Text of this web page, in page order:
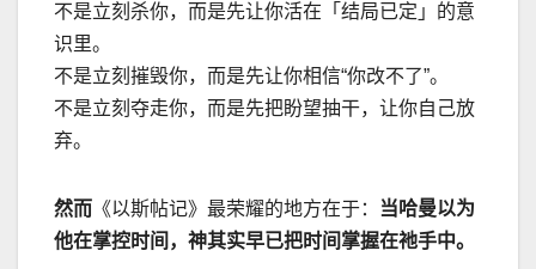
不是立刻杀你，而是先让你活在「结局已定」的意
识里。
不是立刻摧毁你，而是先让你相信“你改不了”。
不是立刻夺走你，而是先把盼望抽干，让你自己放
弃。
然而 《以斯帖记》最荣耀的地方在于：
当哈曼以为
他在掌控时间，神其实早已把时间掌握在祂手中。